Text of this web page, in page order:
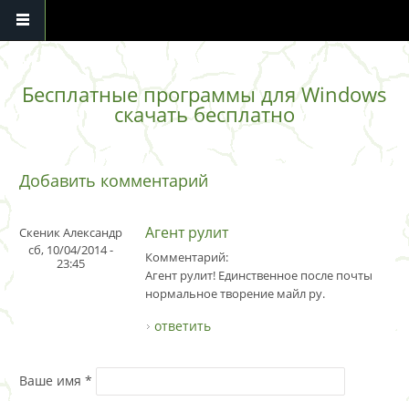
Перейти к основному содержанию
Бесплатные программы для Windows
скачать бесплатно
Добавить комментарий
Скеник Александр
сб, 10/04/2014 -
23:45
Агент рулит
Комментарий:
Агент рулит! Единственное после почты
нормальное творение майл ру.
ответить
Ваше имя *